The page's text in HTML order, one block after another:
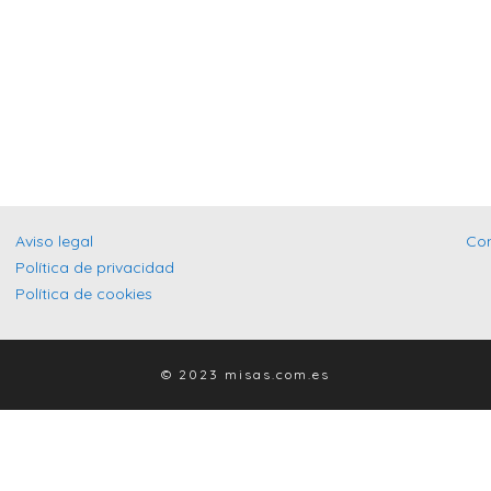
Aviso legal
Política de privacidad
Política de cookies
© 2023 misas.com.es